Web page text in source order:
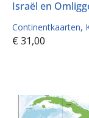
Israël en
Continentkaarten
€ 31,00